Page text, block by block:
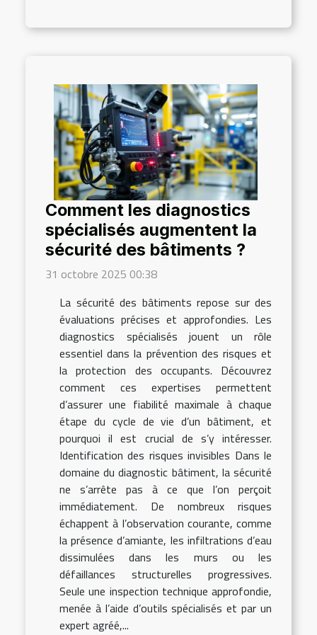
Comment les diagnostics
spécialisés augmentent la
sécurité des bâtiments ?
31 octobre 2025 00:38
La sécurité des bâtiments repose sur des
évaluations précises et approfondies. Les
diagnostics spécialisés jouent un rôle
essentiel dans la prévention des risques et
la protection des occupants. Découvrez
comment ces expertises permettent
d’assurer une fiabilité maximale à chaque
étape du cycle de vie d’un bâtiment, et
pourquoi il est crucial de s’y intéresser.
Identification des risques invisibles Dans le
domaine du diagnostic bâtiment, la sécurité
ne s’arrête pas à ce que l’on perçoit
immédiatement. De nombreux risques
échappent à l’observation courante, comme
la présence d’amiante, les infiltrations d’eau
dissimulées dans les murs ou les
défaillances structurelles progressives.
Seule une inspection technique approfondie,
menée à l’aide d’outils spécialisés et par un
expert agréé,...